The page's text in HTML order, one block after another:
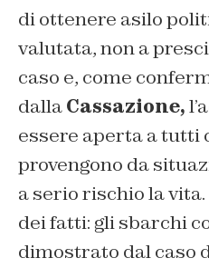
di ottenere asilo
valutata, non a
caso e, come
dallaCassazione,
essere aperta a tutti
provengono da
a serio rischio la
dei fatti: gli sbarchi
dimostrato dal caso